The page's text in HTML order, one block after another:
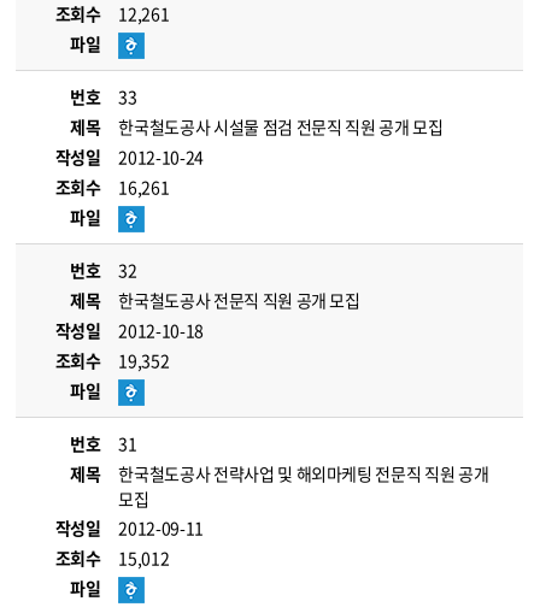
조회수
12,261
파일
번호
33
제목
한국철도공사 시설물 점검 전문직 직원 공개 모집
작성일
2012-10-24
조회수
16,261
파일
번호
32
제목
한국철도공사 전문직 직원 공개 모집
작성일
2012-10-18
조회수
19,352
파일
번호
31
제목
한국철도공사 전략사업 및 해외마케팅 전문직 직원 공개
모집
작성일
2012-09-11
조회수
15,012
파일